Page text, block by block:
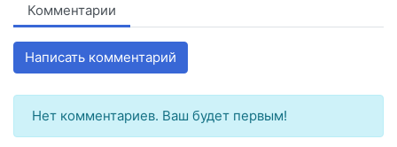
Комментарии
Написать комментарий
Нет комментариев. Ваш будет первым!